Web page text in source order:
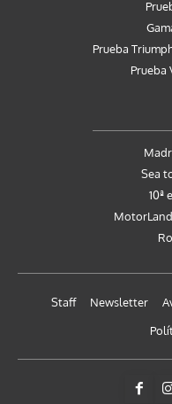
Prueba
Prueba
Sea
10ª
Staff Newsletter